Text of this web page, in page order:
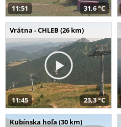
11:51 31,6 °C
Vrátna - CHLEB (26 km)
11:45 23,3 °C
Kubínska hoľa (30 km)